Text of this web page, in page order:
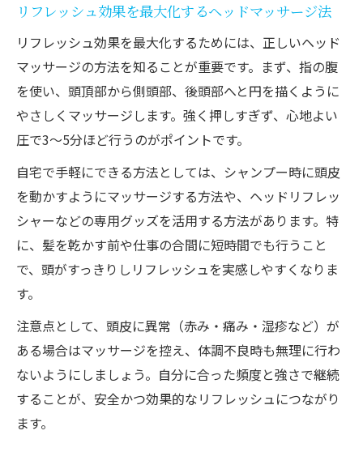
ヘッドマッサージ後のだるさと好転反応の
違い
施術後に赤みが出た場合の正しい対応法
ヘッドマッサージの不調が長引く場合の対
策
好転反応を見極めて安心してリフレッシュ
する方法
安心してリフレッシュするためのヘッドマッサ
ージ実践法
リフレッシュ効果を実感する継続的なマッ
サージ習慣
頭皮マッサージで安心して効果を得るポイ
リフレッシュ効果を最大化するヘッドマッサージ法
リフレッシュ効果を最大化するためには、正しいヘッド
マッサージの方法を知ることが重要です。まず、指の腹
を使い、頭頂部から側頭部、後頭部へと円を描くように
やさしくマッサージします。強く押しすぎず、心地よい
圧で3〜5分ほど行うのがポイントです。
自宅で手軽にできる方法としては、シャンプー時に頭皮
を動かすようにマッサージする方法や、ヘッドリフレッ
シャーなどの専用グッズを活用する方法があります。特
に、髪を乾かす前や仕事の合間に短時間でも行うこと
で、頭がすっきりしリフレッシュを実感しやすくなりま
す。
注意点として、頭皮に異常（赤み・痛み・湿疹など）が
ある場合はマッサージを控え、体調不良時も無理に行わ
ないようにしましょう。自分に合った頻度と強さで継続
することが、安全かつ効果的なリフレッシュにつながり
ます。